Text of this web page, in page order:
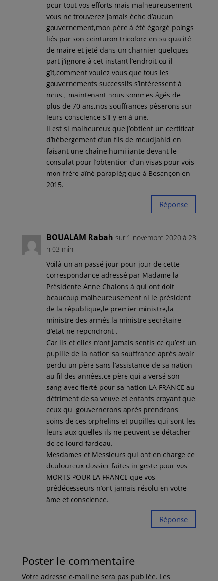
pour tout vos efforts mais malheureusement
vous ne trouverez jamais écho d’aucun
gouvernement,mon père à été égorgé poings
liés par son ceinturon tricolore en sa qualité
de maire et jeté dans un charnier quelques
part j’ignore à cet instant l’endroit ou il
gît,comment voulez vous que tous les
gouvernements successifs s’intéressent à
nous , maintenant nous sommes âgés de
plus de 70 ans,nos souffrances pèserons sur
leurs conscience s’il y en à une.
Il est si malheureux que j’obtient un certificat
d’hébergement d’un fils de moudjahid en
faisant une chaîne humiliante devant le
consulat pour l’obtention d’un visas pour vois
mon frère aîné paraplégique à Besançon en
2015.
Réponse
BOUALAM Rabah sur 1 novembre 2020 à 23
h 03 min
Voilà un an passé jour pour jour de cette
correspondance adressé par Madame la
Présidente Anne Chalons à qui ont doit
beaucoup malheureusement ni le président
de la république,le premier ministre,la
ministre des armés,la ministre secrétaire
d’état ne répondront .
Car ils et elles n’ont jamais sentis ce qu’est un
pupille de la nation sa souffrance après avoir
perdu un père sans l’assistance de sa nation
au fil des années,ce père qui a versé son
sang avec fierté pour sa nation LA FRANCE au
détriment de sa veuve et enfants croyant que
ceux qui gouvernerons après prendrons
soins de ces orphelins et pupilles qui sont les
leurs aux quelles ils ne peuvent se détacher
de ce lourd fardeau.
Mesdames et Messieurs qui ont en charge ce
douloureux dossier faites in geste pour vos
MORTS POUR LA FRANCE que vos
prédécesseurs n’ont jamais résolu en votre
âme et conscience.
Réponse
Poster le commentaire
Votre adresse e-mail ne sera pas publiée. Les